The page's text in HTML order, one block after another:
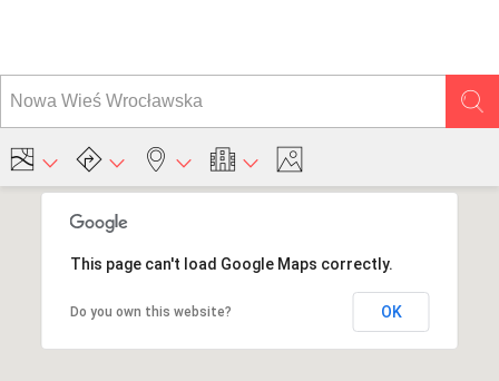
This page can't load Google Maps correctly.
Do you own this website? OK